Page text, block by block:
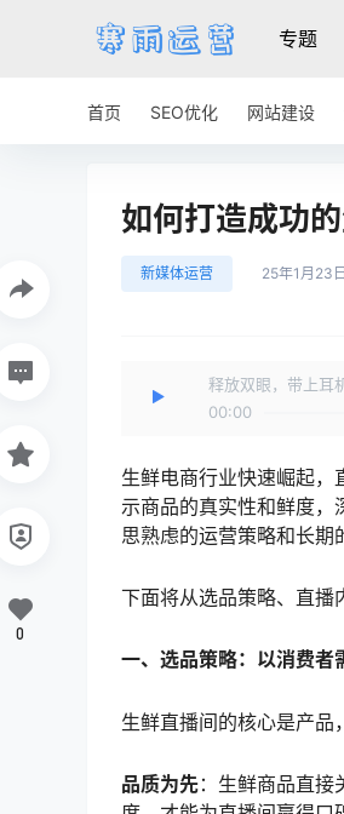
专题
首页 SEO优化 网站建设
如何打造成功
新媒体运营 25年1月23日
释放双眼，带上耳
00:00
生鲜电商行业快速崛起
示商品的真实性和鲜度，
思熟虑的运营策略和长期
下面将从选品策略、直播
一、选品策略：以消费者
生鲜直播间的核心是产品
品质为先：生鲜商品直
0